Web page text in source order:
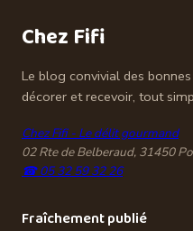
Chez Fifi
Le blog convivial des
décorer et recevoir, tout
Chez Fifi - Le délit gourmand
02 Rte de Belberaud, 31450
☎ 05 32 59 32 26
Fraîchement publié